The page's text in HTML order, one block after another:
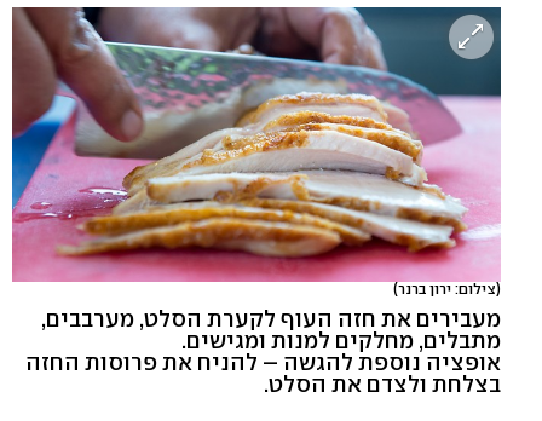
(צילום: ירון ברנר)
מעבירים את חזה העוף לקערת הסלט, מערבבים,
מתבלים, מחלקים למנות ומגישים.
אופציה נוספת להגשה – להניח את פרוסות החזה
בצלחת ולצדם את הסלט.